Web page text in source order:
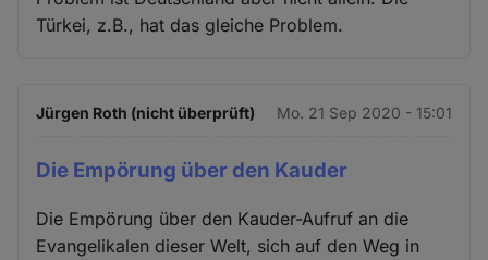
Türkei, z.B., hat das gleiche Problem.
Jürgen Roth (nicht überprüft) Mo. 21 Sep 2020 - 15:01
Die Empörung über den Kauder
Die Empörung über den Kauder-Aufruf an die
Evangelikalen dieser Welt, sich auf den Weg in